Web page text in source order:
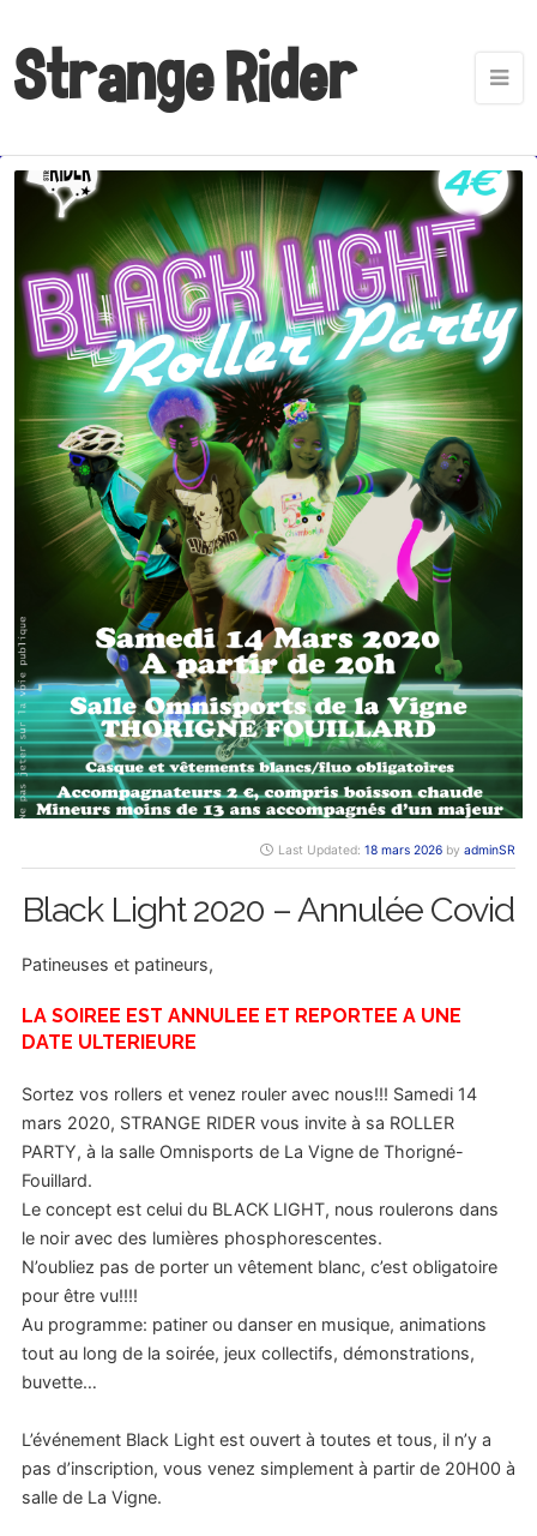
Strange Rider
Last Updated: 18 mars 2026 by adminSR
Black Light 2020 – Annulée Covid
Patineuses et patineurs,
LA SOIREE EST ANNULEE ET REPORTEE A UNE
DATE ULTERIEURE
Sortez vos rollers et venez rouler avec nous!!! Samedi 14
mars 2020, STRANGE RIDER vous invite à sa ROLLER
PARTY, à la salle Omnisports de La Vigne de Thorigné-
Fouillard.
Le concept est celui du BLACK LIGHT, nous roulerons dans
le noir avec des lumières phosphorescentes.
N’oubliez pas de porter un vêtement blanc, c’est obligatoire
pour être vu!!!!
Au programme: patiner ou danser en musique, animations
tout au long de la soirée, jeux collectifs, démonstrations,
buvette…
L’événement Black Light est ouvert à toutes et tous, il n’y a
pas d’inscription, vous venez simplement à partir de 20H00 à
salle de La Vigne.